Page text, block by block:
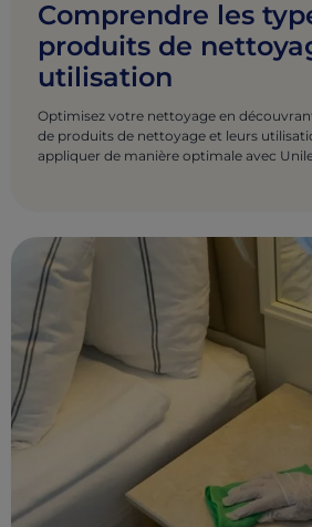
Comprendre les
produits de
utilisation
Optimisez votre nettoyage en
de produits de nettoyage et leurs
appliquer de manière optimale avec